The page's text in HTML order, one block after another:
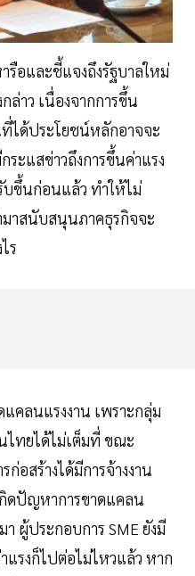
รือและชี้แจงถึงรัฐบาลใหม่
าว เนื่องจากการขึ้น
ได้ประโยชน์หลักอาจจะ
ระแสข่าวถึงการขึ้นค่าแรง
บขึ้นก่อนแล้ว ทำให้ไม่
มาสนับสนุนภาคธุรกิจจะ
ร
คลนแรงงาน เพราะกลุ่ม
นไทยได้ไม่เต็มที่ ขณะ
อสร้างได้มีการจ้างงาน
ดปัญหาการขาดแคลน
ผู้ประกอบการ SME ยังมี
แรงก็ไปต่อไม่ไหวแล้ว หาก